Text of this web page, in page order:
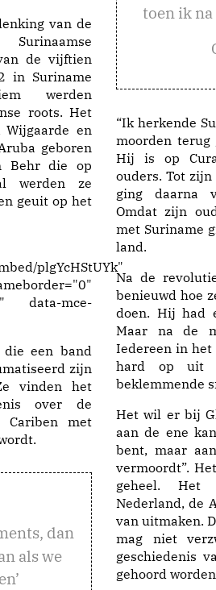
van de
de vijftien
in Suriname
werden
roots. Het
en
geboren
Behr die op
werden ze
geuit op het
plgYcHStUYk"
data-mce-
een band
zijn
vinden het
over de
met
dan
als we
toen ik
“Ik herkende
moorden terug
Hij is op
ouders. Tot
ging daarna
Omdat zijn
met Suriname
land.
Na de
benieuwd hoe
doen. Hij had
Maar na de
Iedereen in het
hard op uit
beklemmende
Het wil er bij
aan de ene
bent, maar
vermoordt”.
geheel. Het
Nederland, de
van uitmaken.
mag niet
geschiedenis
gehoord